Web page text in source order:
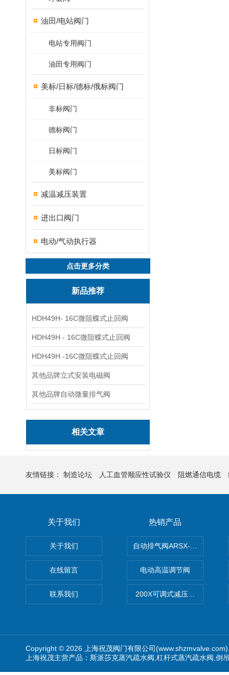
油田/电站阀门
电站专用阀门
油田专用阀门
美标/日标/德标/俄标阀门
非标阀门
德标阀门
日标阀门
美标阀门
减温减压装置
进出口阀门
电动/气动执行器
点击更多分类
新品推荐
HDH49H- 16C微阻蝶式止回阀
HDH49H - 16C微阻蝶式止回阀
HDH49H -16C微阻蝶式止回阀
其他品牌立式安装电磁阀
其他品牌自动微量排气阀
相关文章
友情链接： 制造论坛 人工血管顺应性试验仪 阻燃通信电缆
关于我们
关于我们
在线留言
联系我们
热销产品
自动排气阀ARSX-0015/
电动高温调节阀
200X可调式减压阀（减压稳
Copyright © 2026 上海祝茂阀门有限公司
上海祝茂主营产品：斯派莎克蒸汽疏水阀,杠杆式蒸汽疏水阀,倒